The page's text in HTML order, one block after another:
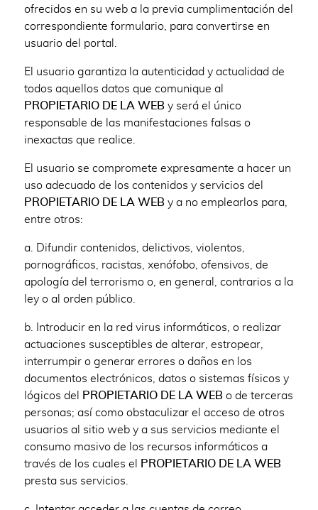
ofrecidos en su web a la previa cumplimentación del
correspondiente formulario, para convertirse en
usuario del portal.
El usuario garantiza la autenticidad y actualidad de
todos aquellos datos que comunique al
PROPIETARIO DE LA WEB y será el único
responsable de las manifestaciones falsas o
inexactas que realice.
El usuario se compromete expresamente a hacer un
uso adecuado de los contenidos y servicios del
PROPIETARIO DE LA WEB y a no emplearlos para,
entre otros:
a. Difundir contenidos, delictivos, violentos,
pornográficos, racistas, xenófobo, ofensivos, de
apología del terrorismo o, en general, contrarios a la
ley o al orden público.
b. Introducir en la red virus informáticos, o realizar
actuaciones susceptibles de alterar, estropear,
interrumpir o generar errores o daños en los
documentos electrónicos, datos o sistemas físicos y
lógicos del
PROPIETARIO DE LA WEB o de terceras
personas; así como obstaculizar el acceso de otros
usuarios al sitio web y a sus servicios mediante el
consumo masivo de los recursos informáticos a
través de los cuales el
PROPIETARIO DE LA WEB
presta sus servicios.